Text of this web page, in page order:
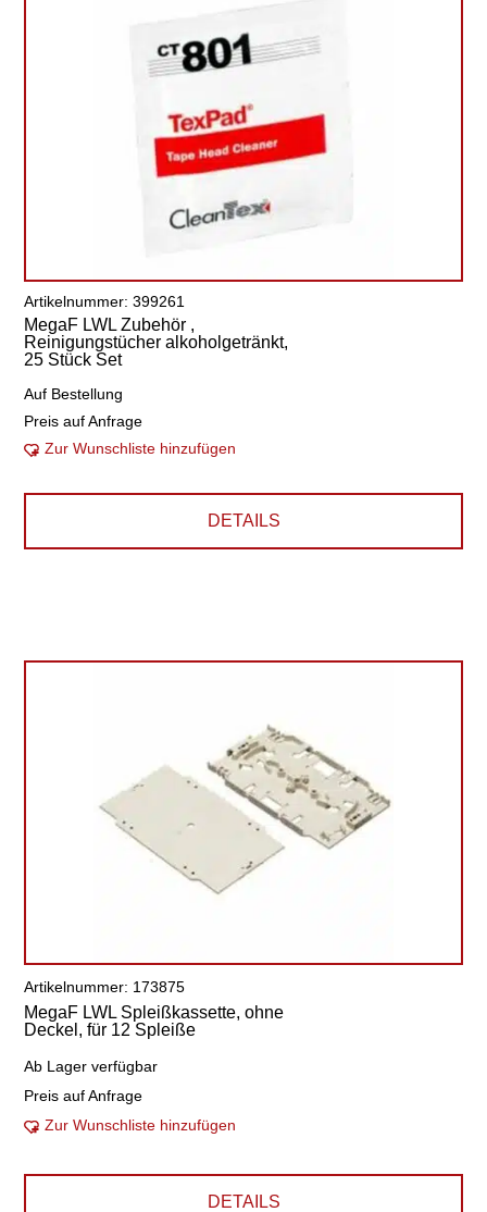
Artikelnummer: 399261
MegaF LWL Zubehör ,
Reinigungstücher alkoholgetränkt,
25 Stück Set
Auf Bestellung
Preis auf Anfrage
Zur Wunschliste hinzufügen
DETAILS
Artikelnummer: 173875
MegaF LWL Spleißkassette, ohne
Deckel, für 12 Spleiße
Ab Lager verfügbar
Preis auf Anfrage
Zur Wunschliste hinzufügen
DETAILS